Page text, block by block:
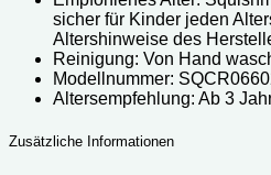
sicher für Kinder jeden
Altershinweise des
Reinigung: Von Hand
Modellnummer:
Altersempfehlung: Ab 3
Zusätzliche Informationen